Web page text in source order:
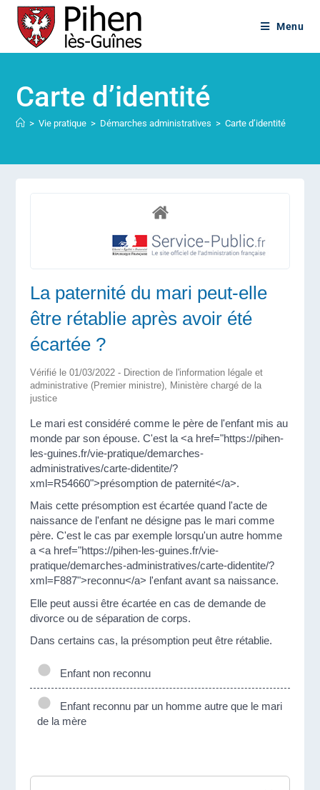
Menu
Carte d’identité
> Vie pratique > Démarches administratives > Carte d’identité
La paternité du mari peut-elle
être rétablie après avoir été
écartée ?
Vérifié le 01/03/2022 - Direction de l'information légale et
administrative (Premier ministre), Ministère chargé de la
justice
Le mari est considéré comme le père de l'enfant mis au
monde par son épouse. C'est la <a href="https://pihen-
les-guines.fr/vie-pratique/demarches-
administratives/carte-didentite/?
xml=R54660">présomption de paternité</a>.
Mais cette présomption est écartée quand l'acte de
naissance de l'enfant ne désigne pas le mari comme
père. C'est le cas par exemple lorsqu'un autre homme
a <a href="https://pihen-les-guines.fr/vie-
pratique/demarches-administratives/carte-didentite/?
xml=F887">reconnu</a> l'enfant avant sa naissance.
Elle peut aussi être écartée en cas de demande de
divorce ou de séparation de corps.
Dans certains cas, la présomption peut être rétablie.
Enfant non reconnu
Enfant reconnu par un homme autre que le mari
de la mère